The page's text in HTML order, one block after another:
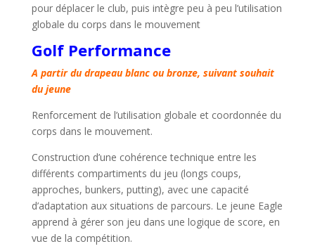
pour déplacer le club, puis intègre peu à peu l’utilisation
globale du corps dans le mouvement
Golf Performance
A partir du drapeau blanc ou bronze, suivant souhait
du jeune
Renforcement de l’utilisation globale et coordonnée du
corps dans le mouvement.
Construction d’une cohérence technique entre les
différents compartiments du jeu (longs coups,
approches, bunkers, putting), avec une capacité
d’adaptation aux situations de parcours. Le jeune Eagle
apprend à gérer son jeu dans une logique de score, en
vue de la compétition.